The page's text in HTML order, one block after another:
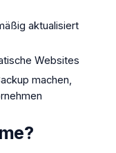
aktualisiert
Websites
machen,